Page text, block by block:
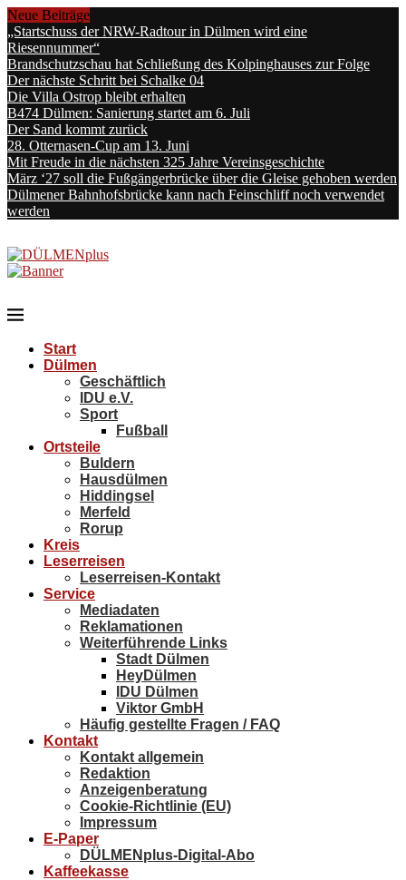
Neue Beiträge
„Startschuss der NRW-Radtour in Dülmen wird eine
Riesennummer“
Brandschutzschau hat Schließung des Kolpinghauses zur Folge
Der nächste Schritt bei Schalke 04
Die Villa Ostrop bleibt erhalten
B474 Dülmen: Sanierung startet am 6. Juli
Der Sand kommt zurück
28. Otternasen-Cup am 13. Juni
Mit Freude in die nächsten 325 Jahre Vereinsgeschichte
März ‘27 soll die Fußgängerbrücke über die Gleise gehoben werden
Dülmener Bahnhofsbrücke kann nach Feinschliff noch verwendet
werden
Start
Dülmen
Geschäftlich
IDU e.V.
Sport
Fußball
Ortsteile
Buldern
Hausdülmen
Hiddingsel
Merfeld
Rorup
Kreis
Leserreisen
Leserreisen-Kontakt
Service
Mediadaten
Reklamationen
Weiterführende Links
Stadt Dülmen
HeyDülmen
IDU Dülmen
Viktor GmbH
Häufig gestellte Fragen / FAQ
Kontakt
Kontakt allgemein
Redaktion
Anzeigenberatung
Cookie-Richtlinie (EU)
Impressum
E-Paper
DÜLMENplus-Digital-Abo
Kaffeekasse